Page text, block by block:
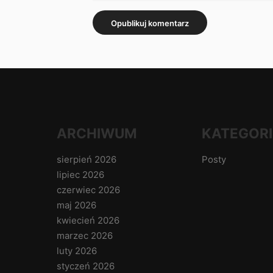
ARCHIWUM
sierpień 2026
lipiec 2026
czerwiec 2026
maj 2026
kwiecień 2026
marzec 2026
luty 2026
styczeń 2026
Posty